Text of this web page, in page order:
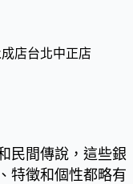
店台北中正店
民間傳說，這些銀
特徵和個性都略有